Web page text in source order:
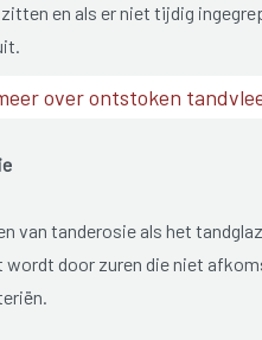
en als er niet tijdig
over ontstoken
van tanderosie als het
wordt door zuren die niet